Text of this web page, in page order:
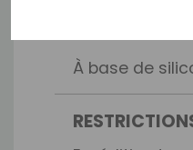
À base de